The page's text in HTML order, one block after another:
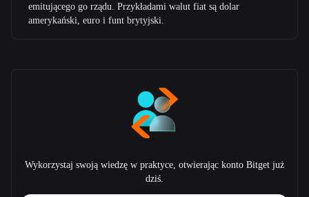
emitującego go rządu. Przykładami walut fiat są dolar
amerykański, euro i funt brytyjski.
Wykorzystaj swoją wiedzę w praktyce, otwierając konto Bitget już
dziś.